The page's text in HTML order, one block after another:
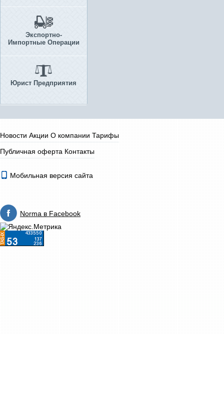
Экспортно-
Импортные Операции
Юрист Предприятия
Новости Акции О компании Тарифы
Публичная оферта Контакты
Мобильная версия сайта
Norma в Facebook